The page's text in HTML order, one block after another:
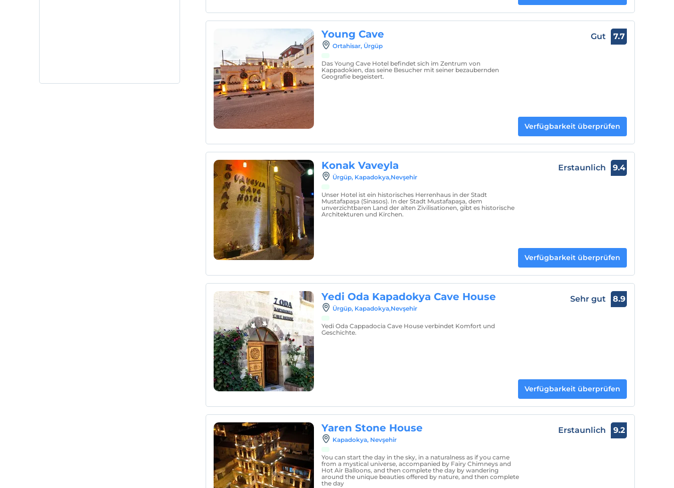
Young Cave
Ortahisar, Ürgüp
Das Young Cave Hotel befindet sich im Zentrum von
Kappadokien, das seine Besucher mit seiner bezaubernden
Geografie begeistert.
Gut 7.7
Verfügbarkeit überprüfen
Konak Vaveyla
Ürgüp, Kapadokya,Nevşehir
Unser Hotel ist ein historisches Herrenhaus in der Stadt
Mustafapaşa (Sinasos). In der Stadt Mustafapaşa, dem
unverzichtbaren Land der alten Zivilisationen, gibt es historische
Architekturen und Kirchen.
Erstaunlich 9.4
Verfügbarkeit überprüfen
Yedi Oda Kapadokya Cave House
Ürgüp, Kapadokya,Nevşehir
Yedi Oda Cappadocia Cave House verbindet Komfort und
Geschichte.
Sehr gut 8.9
Verfügbarkeit überprüfen
Yaren Stone House
Kapadokya, Nevşehir
You can start the day in the sky, in a naturalness as if you came
from a mystical universe, accompanied by Fairy Chimneys and
Hot Air Balloons, and then complete the day by wandering
around the unique beauties offered by nature, and then complete
the day
Erstaunlich 9.2